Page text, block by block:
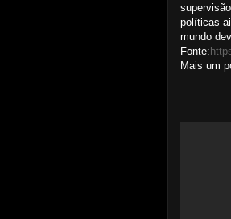
políticas
mundo
Fonte:
Mais um